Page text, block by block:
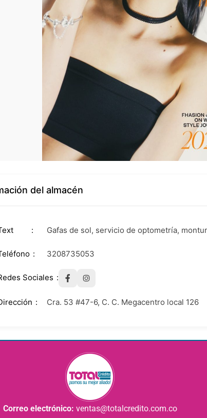
del almacén
Gafas de sol, servicio de optometría,
3208735053
Sociales
Cra. 53 #47-6, C. C. Megacentro local 126
Correo electrónico: ventas@totalcredito.com.co